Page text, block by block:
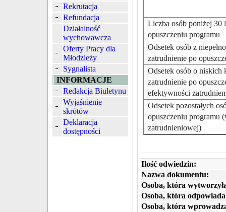
Rekrutacja
Refundacja
Działalność
wychowawcza
Oferty Pracy dla
Młodzieży
Sygnalista
INFORMACJE
Redakcja Biuletynu
Wyjaśnienie
skrótów
Deklaracja
dostępności
Liczba osób poniżej 30
opuszczeniu programu
Odsetek osób z
zatrudnienie po
Odsetek osób o
zatrudnienie po
efektywności
Odsetek pozostałych
opuszczeniu programu
zatrudnieniowej)
Ilość odwiedzin:
Nazwa dokumentu:
Osoba, która
Osoba, która
Osoba, która